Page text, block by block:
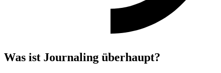
Was ist Journaling überhaupt?